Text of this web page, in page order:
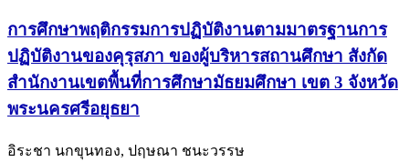
การศึกษาพฤติกรรมการปฏิบัติงานตามมาตรฐานการ
ปฏิบัติงานของคุรุสภา ของผู้บริหารสถานศึกษา สังกัด
สำนักงานเขตพื้นที่การศึกษามัธยมศึกษา เขต 3 จังหวัด
พระนครศรีอยุธยา
อิระชา นกขุนทอง, ปฤษณา ชนะวรรษ